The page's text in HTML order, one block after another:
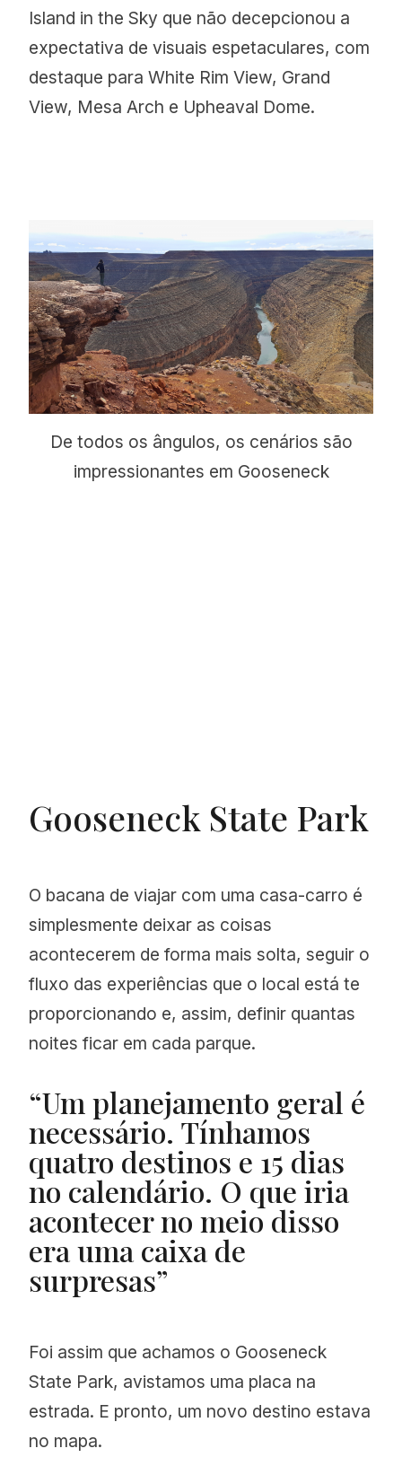
Island in the Sky que não decepcionou a
expectativa de visuais espetaculares, com
destaque para White Rim View, Grand
View, Mesa Arch e Upheaval Dome.
De todos os ângulos, os cenários são
impressionantes em Gooseneck
Gooseneck State Park
O bacana de viajar com uma casa-carro é
simplesmente deixar as coisas
acontecerem de forma mais solta, seguir o
fluxo das experiências que o local está te
proporcionando e, assim, definir quantas
noites ficar em cada parque.
“Um planejamento geral é
necessário. Tínhamos
quatro destinos e 15 dias
no calendário. O que iria
acontecer no meio disso
era uma caixa de
surpresas”
Foi assim que achamos o Gooseneck
State Park, avistamos uma placa na
estrada. E pronto, um novo destino estava
no mapa.